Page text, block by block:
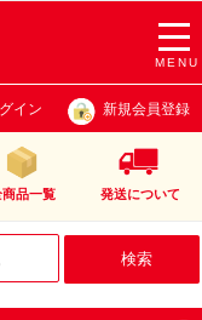
MENU
イン 新規会員登録
商品一覧 発送について